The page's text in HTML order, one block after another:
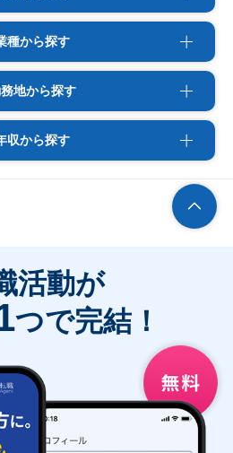
種から探す
地から探す
収から探す
活動が
つで完結！